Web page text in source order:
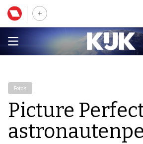
Foto's
Picture